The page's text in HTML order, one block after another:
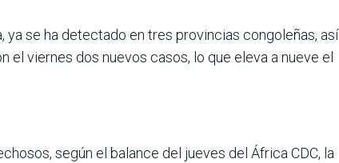
se ha detectado en tres provincias congoleñas, así
el viernes dos nuevos casos, lo que eleva a nueve el
según el balance del jueves del África CDC, la